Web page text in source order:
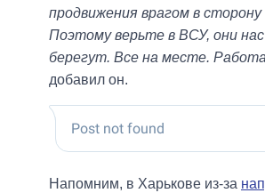
продвижения врагом в сторону
Поэтому верьте в ВСУ, они
берегут. Все на месте.
добавил он.
Напомним, в Харькове из-за